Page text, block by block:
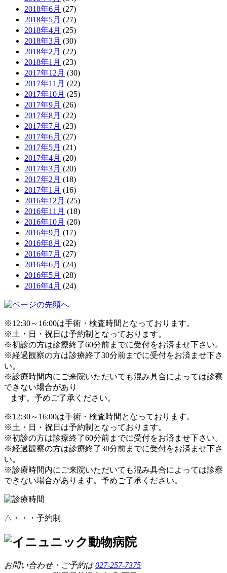
2018年6月 (27)
2018年5月 (27)
2018年4月 (25)
2018年3月 (30)
2018年2月 (22)
2018年1月 (23)
2017年12月 (30)
2017年11月 (22)
2017年10月 (25)
2017年9月 (26)
2017年8月 (22)
2017年7月 (23)
2017年6月 (27)
2017年5月 (21)
2017年4月 (20)
2017年3月 (20)
2017年2月 (18)
2017年1月 (16)
2016年12月 (25)
2016年11月 (18)
2016年10月 (20)
2016年9月 (17)
2016年8月 (22)
2016年7月 (27)
2016年6月 (24)
2016年5月 (28)
2016年4月 (24)
※12:30～16:00は手術・検査時間となっております。
※土・日・祝日は予約制となっております。
※初診の方は診療終了60分前までに受付をお済ませ下さい。
※経過観察の方は診療終了30分前までに受付をお済ませ下さ
い。
※診療時間内にご来院いただいても混み具合によっては診察
できない場合があり
ます。予めご了承ください。
※12:30～16:00は手術・検査時間となっております。
※土・日・祝日は予約制となっております。
※初診の方は診療終了60分前までに受付をお済ませ下さい。
※経過観察の方は診療終了30分前までに受付をお済ませ下さ
い。
※診療時間内にご来院いただいても混み具合によっては診察
できない場合があります。予めご了承ください。
△・・・予約制
お問い合わせ・ご予約は027-257-7375